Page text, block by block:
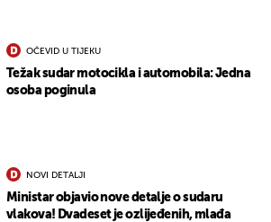
OČEVID U TIJEKU
Težak sudar motocikla i automobila: Jedna
osoba poginula
NOVI DETALJI
Ministar objavio nove detalje o sudaru
vlakova! Dvadeset je ozlijeđenih, mlađa